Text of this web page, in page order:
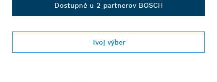
Dostupné u 2 partnerov BOSCH
Tvoj výber